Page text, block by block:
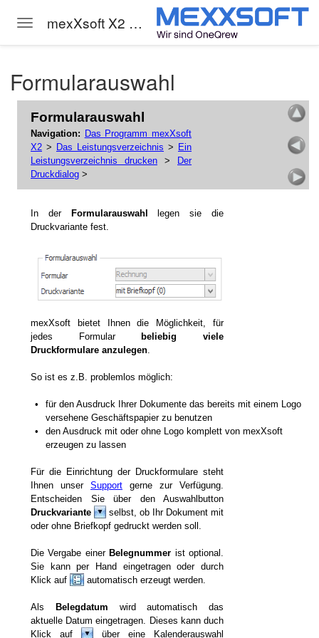
Toggle navigation mexXsoft X2 Hilfe
LV)
Formularauswahl
Formularauswahl
Navigation: Das Programm mexXsoft
X2 > Das Leistungsverzeichnis > Ein
Leistungsverzeichnis drucken >
Der
Druckdialog >
In der Formularauswahl
legen sie die
Druckvariante fest.
mexXsoft bietet Ihnen die Möglichkeit, für
jedes Formular
beliebig viele
Druckformulare anzulegen.
So ist es z.B. problemlos möglich:
•
für den Ausdruck Ihrer Dokumente das bereits mit einem Logo
versehene Geschäftspapier zu benutzen
•
den Ausdruck mit oder ohne Logo komplett von mexXsoft
erzeugen zu lassen
Für die Einrichtung der Druckformulare steht
Ihnen unser Support gerne zur Verfügung.
Entscheiden Sie über den Auswahlbutton
Druckvariante
selbst, ob Ihr Dokument mit
oder ohne Briefkopf gedruckt werden soll.
Die Vergabe einer Belegnummer ist optional.
Sie kann per Hand eingetragen oder durch
Klick auf
automatisch erzeugt werden.
Als Belegdatum wird automatisch das
aktuelle Datum eingetragen. Dieses kann duch
Klick auf
über eine Kalenderauswahl